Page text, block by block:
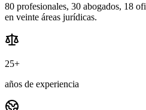
80 profesionales, 30 abogados, 18
en veinte áreas jurídicas.
25+
años de experiencia